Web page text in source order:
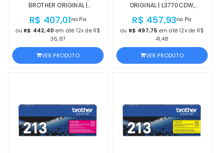
desde 1997, nosso time técnico via WhatsApp pode
impressora, evitando compras erradas.
BROTHER ORIGINAL |
L3710CW, L3270CDW,
L3230CDW, HL-L3210CW
PRETO | PRODUTO OFICIAL COM
NF E PROCEDÊNCIA
R$ 407,01no Pix
ou R$ 442,40 em até 12x de R$
36,87
VER PRODUTO
ORIGINAL | L3770CDW,
L3270CDW, L3230CDW, HL-
L3210CW CIANO | PRODUTO
OFICIAL COM NF E
PROCEDÊNCIA
R$ 457,93no Pix
ou R$ 497,75 em até 12x de R$
41,48
VER PRODUTO